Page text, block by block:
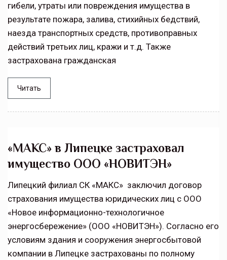
гибели, утраты или повреждения имущества в
результате пожара, залива, стихийных бедствий,
наезда транспортных средств, противоправных
действий третьих лиц, кражи и т.д. Также
застрахована гражданская
Читать
«МАКС» в Липецке застраховал
имущество ООО «НОВИТЭН»
Липецкий филиал СК «МАКС» заключил договор
страхования имущества юридических лиц с ООО
«Новое информационно-технологичное
энергосбережение» (ООО «НОВИТЭН»). Согласно его
условиям здания и сооружения энергосбытовой
компании в Липецке застрахованы по полному